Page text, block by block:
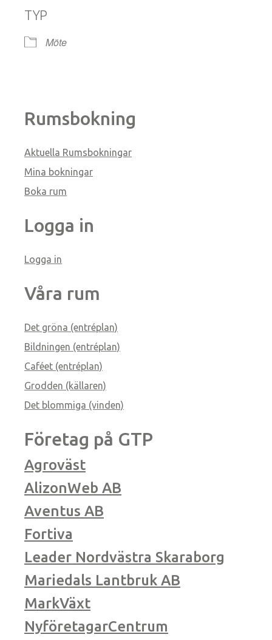
TYP
Möte
Rumsbokning
Aktuella Rumsbokningar
Mina bokningar
Boka rum
Logga in
Logga in
Våra rum
Det gröna (entréplan)
Bildningen (entréplan)
Caféet (entréplan)
Grodden (källaren)
Det blommiga (vinden)
Företag på GTP
Agroväst
AlizonWeb AB
Aventus AB
Fortiva
Leader Nordvästra Skaraborg
Mariedals Lantbruk AB
MarkVäxt
NyföretagarCentrum